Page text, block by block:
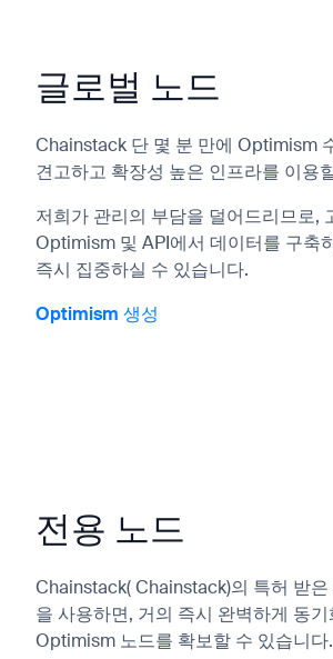
글로벌 노드
Chainstack 단 몇 분 만에 Optimism
견고하고 확장성 높은 인프라를 이용
저희가 관리의 부담을 덜어드리므로,
Optimism 및 API에서 데이터를 구축
즉시 집중하실 수 있습니다.
Optimism 생성
전용 노드
Chainstack( Chainstack)의 특허 받은
을 사용하면, 거의 즉시 완벽하게 동
Optimism 노드를 확보할 수 있습니다.